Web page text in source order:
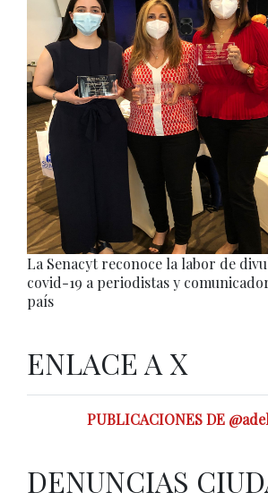
La Senacyt reconoce la labor de
covid-19 a periodistas y
país
ENLACE A X
PUBLICACIONES DE
DENUNCIAS